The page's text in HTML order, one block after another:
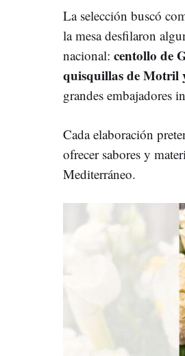
La selección buscó
la mesa desfilaron
nacional: centollo de
quisquillas de Motril
grandes embajadores
Cada elaboración
ofrecer sabores y
Mediterráneo.